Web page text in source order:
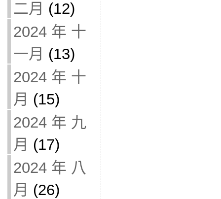
二月 (12)
2024 年 十
一月 (13)
2024 年 十
月 (15)
2024 年 九
月 (17)
2024 年 八
月 (26)